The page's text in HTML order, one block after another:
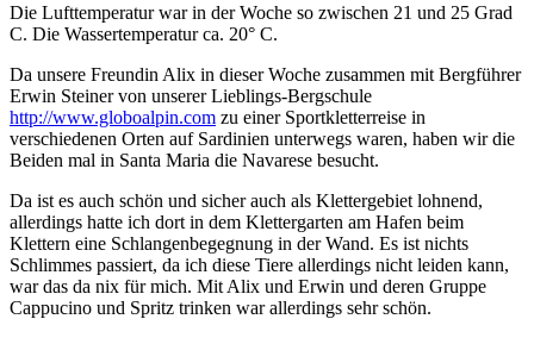
Die Lufttemperatur war in der Woche so zwischen 21 und 25 Grad
C. Die Wassertemperatur ca. 20° C.
Da unsere Freundin Alix in dieser Woche zusammen mit Bergführer
Erwin Steiner von unserer Lieblings-Bergschule
http://www.globoalpin.com zu einer Sportkletterreise in
verschiedenen Orten auf Sardinien unterwegs waren, haben wir die
Beiden mal in Santa Maria die Navarese besucht.
Da ist es auch schön und sicher auch als Klettergebiet lohnend,
allerdings hatte ich dort in dem Klettergarten am Hafen beim
Klettern eine Schlangenbegegnung in der Wand. Es ist nichts
Schlimmes passiert, da ich diese Tiere allerdings nicht leiden kann,
war das da nix für mich. Mit Alix und Erwin und deren Gruppe
Cappucino und Spritz trinken war allerdings sehr schön.